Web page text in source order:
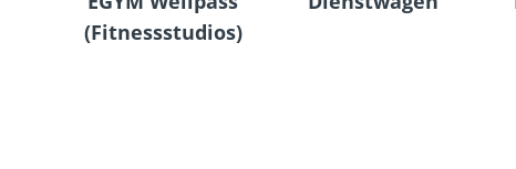
(Fitnessstudios)